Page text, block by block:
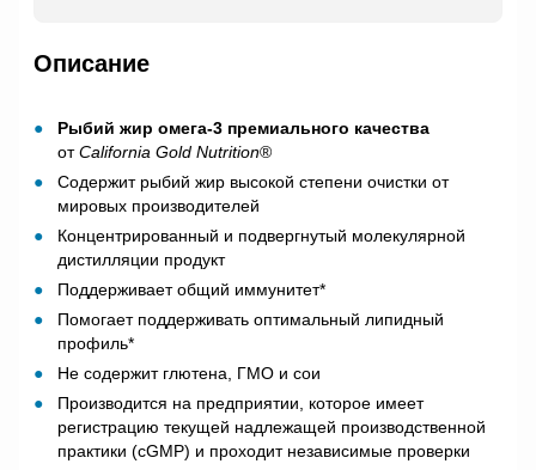
Описание
Рыбий жир омега-3 премиального качества
отCalifornia Gold Nutrition®
Содержит рыбий жир высокой степени очистки от
мировых производителей
Концентрированный и подвергнутый молекулярной
дистилляции продукт
Поддерживает общий иммунитет*
Помогает поддерживать оптимальный липидный
профиль*
Не содержит глютена, ГМО и сои
Производится на предприятии, которое имеет
регистрацию текущей надлежащей производственной
практики (cGMP) и проходит независимые проверки